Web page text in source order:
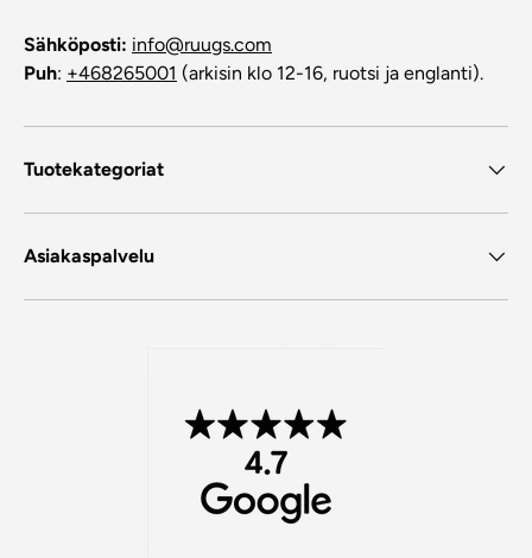
Sähköposti: info@ruugs.com
Puh: +468265001 (arkisin klo 12-16, ruotsi ja englanti).
Tuotekategoriat
Asiakaspalvelu